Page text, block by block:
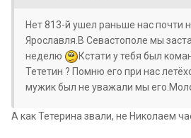
Нет 813-й ушел раньше нас почти
Ярославля.В Севастополе мы
неделю
Кстати у тебя был
Тететин ? Помню его при нас
мужик был не уважали мы
А как Тетерина звали, не Николаем